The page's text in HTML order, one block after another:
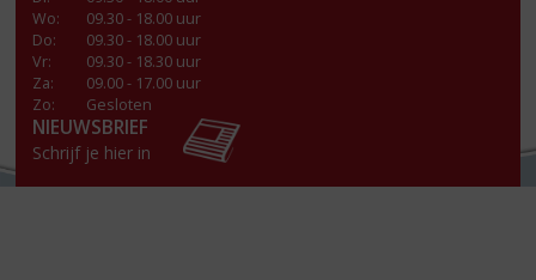
Wo:
09.30 - 18.00 uur
Do:
09.30 - 18.00 uur
Vr:
09.30 - 18.30 uur
Za:
09.00 - 17.00 uur
Zo:
Gesloten
NIEUWSBRIEF
Schrijf je hier in